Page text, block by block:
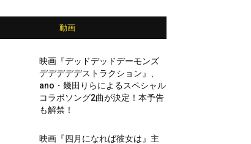
動画
映画『デッドデッドデーモンズ
デデデデデストラクション』、
ano・幾田りらによるスペシャル
コラボソング2曲が決定！本予告
も解禁！
映画『四月になれば彼女は』主